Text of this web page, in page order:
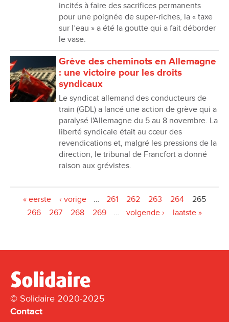
incités à faire des sacrifices permanents
pour une poignée de super-riches, la « taxe
sur l’eau » a été la goutte qui a fait déborder
le vase.
Grève des cheminots en Allemagne
: une victoire pour les droits
syndicaux
Le syndicat allemand des conducteurs de
train (GDL) a lancé une action de grève qui a
paralysé l'Allemagne du 5 au 8 novembre. La
liberté syndicale était au cœur des
revendications et, malgré les pressions de la
direction, le tribunal de Francfort a donné
raison aux grévistes.
« eerste ‹ vorige … 261 262 263 264
265
266
267 268 269 … volgende › laatste »
© Solidaire 2020-2025
Contact